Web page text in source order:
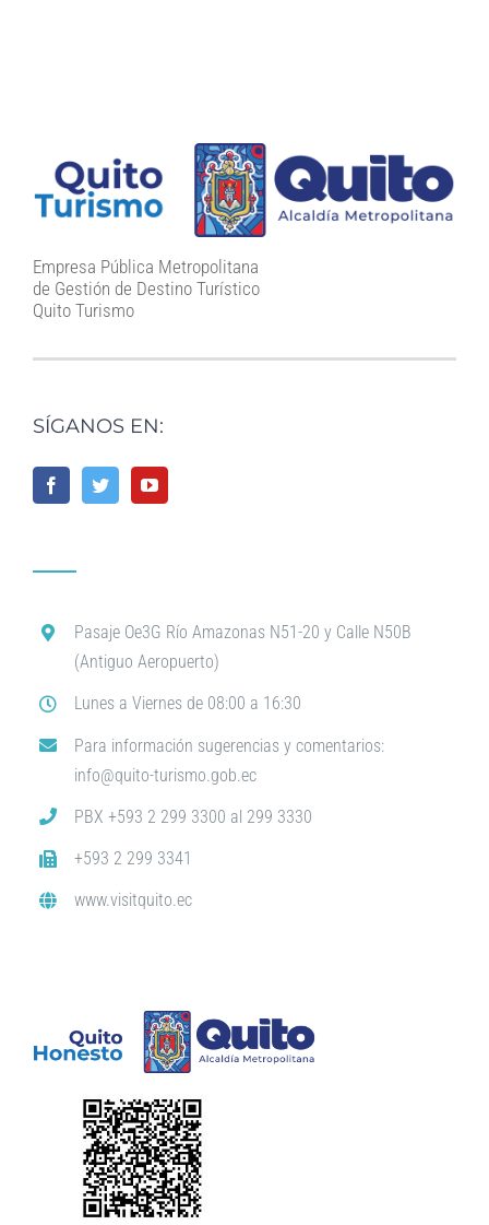
Empresa Pública Metropolitana
de Gestión de Destino Turístico
Quito Turismo
SÍGANOS EN:
Pasaje Oe3G Río Amazonas N51-20 y Calle N50B
(Antiguo Aeropuerto)
Lunes a Viernes de 08:00 a 16:30
Para información sugerencias y comentarios:
info@quito-turismo.gob.ec
PBX +593 2 299 3300 al 299 3330
+593 2 299 3341
www.visitquito.ec